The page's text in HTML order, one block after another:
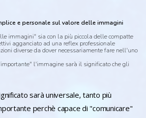
e personale sul valore delle immagini
immagini" sia con la più piccola delle compatte
agganciato ad una reflex professionale
diverse da dover necessariamente fare nell'uno
l'immagine sarà il significato che gli
sarà universale, tanto più
perchè capace di "comunicare"